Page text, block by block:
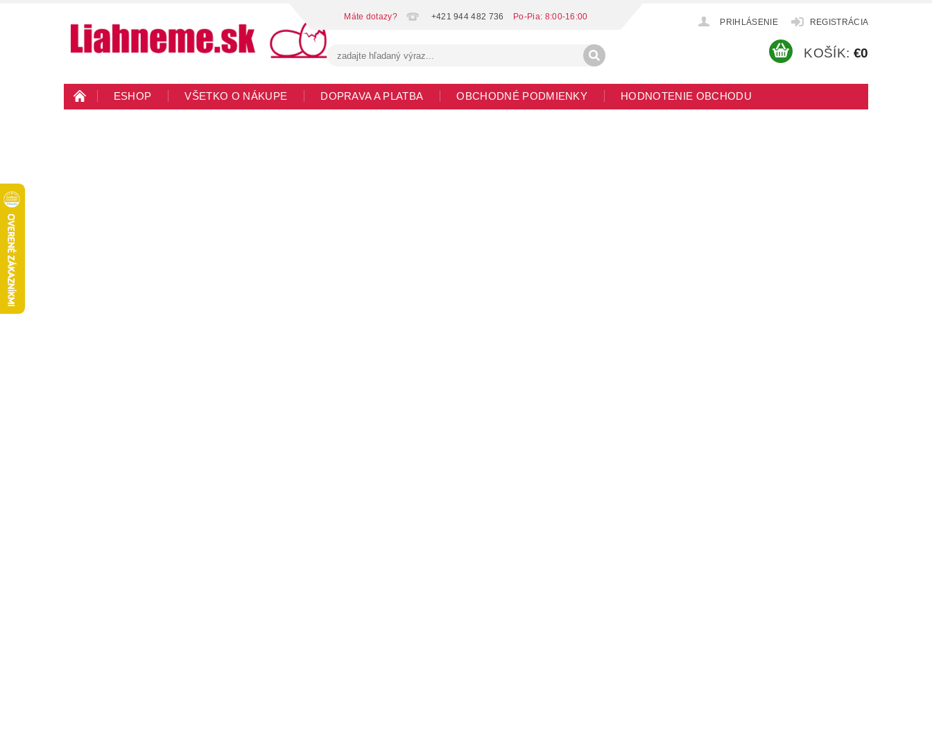
+421 944 482 736
PRIHLÁSENIE REGISTRÁCIA
KOŠÍK: €0
ESHOP VŠETKO O NÁKUPE DOPRAVA A PLATBA OBCHODNÉ PODMIENKY HODNOTENIE OBCHODU